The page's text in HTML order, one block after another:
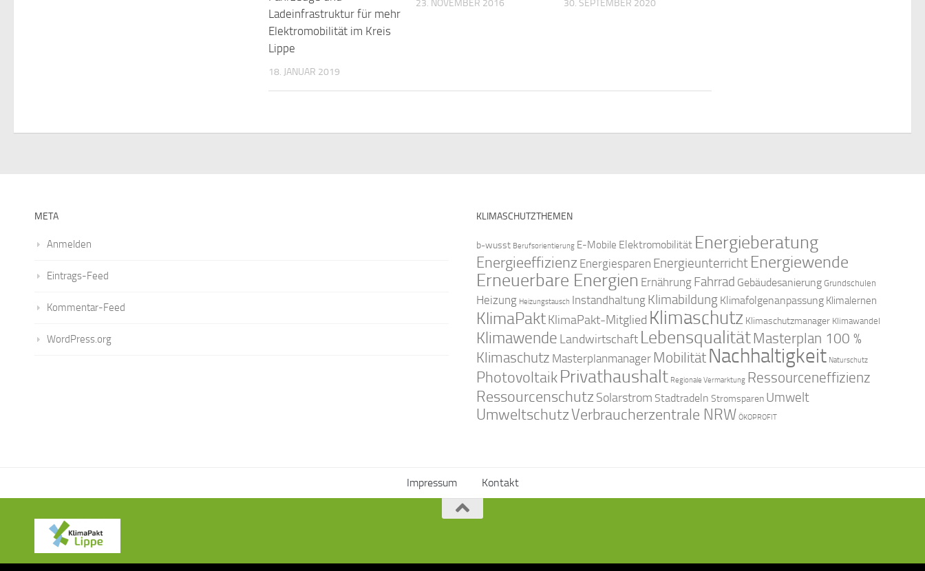
Ladeinfrastruktur für mehr
Elektromobilität im Kreis
Lippe
18. JANUAR 2019
23. NOVEMBER 2016 30. SEPTEMBER 2020
META
Anmelden
Eintrags-Feed
Kommentar-Feed
WordPress.org
KLIMASCHUTZTHEMEN
b-wusst Berufsorientierung E-Mobile Elektromobilität Energieberatung
Energieeffizienz Energiesparen Energieunterricht Energiewende
Erneuerbare Energien Ernährung Fahrrad Gebäudesanierung Grundschulen
Heizung Heizungstausch Instandhaltung Klimabildung Klimafolgenanpassung Klimalernen
KlimaPaktKlimaPakt-Mitglied Klimaschutz Klimaschutzmanager Klimawandel
Klimawende Landwirtschaft LebensqualitätMasterplan 100 %
Klimaschutz Masterplanmanager Mobilität Nachhaltigkeit Naturschutz
PhotovoltaikPrivathaushalt Regionale Vermarktung Ressourceneffizienz
Ressourcenschutz Solarstrom Stadtradeln Stromsparen Umwelt
UmweltschutzVerbraucherzentrale NRW ÖKOPROFIT
Impressum Kontakt